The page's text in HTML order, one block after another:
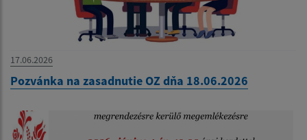
17.06.2026
Pozvánka na zasadnutie OZ dňa 18.06.2026